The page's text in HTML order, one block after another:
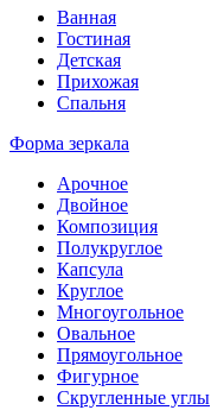
Ванная
Гостиная
Детская
Прихожая
Спальня
Форма зеркала
Арочное
Двойное
Композиция
Полукруглое
Капсула
Круглое
Многоугольное
Овальное
Прямоугольное
Фигурное
Скругленные углы